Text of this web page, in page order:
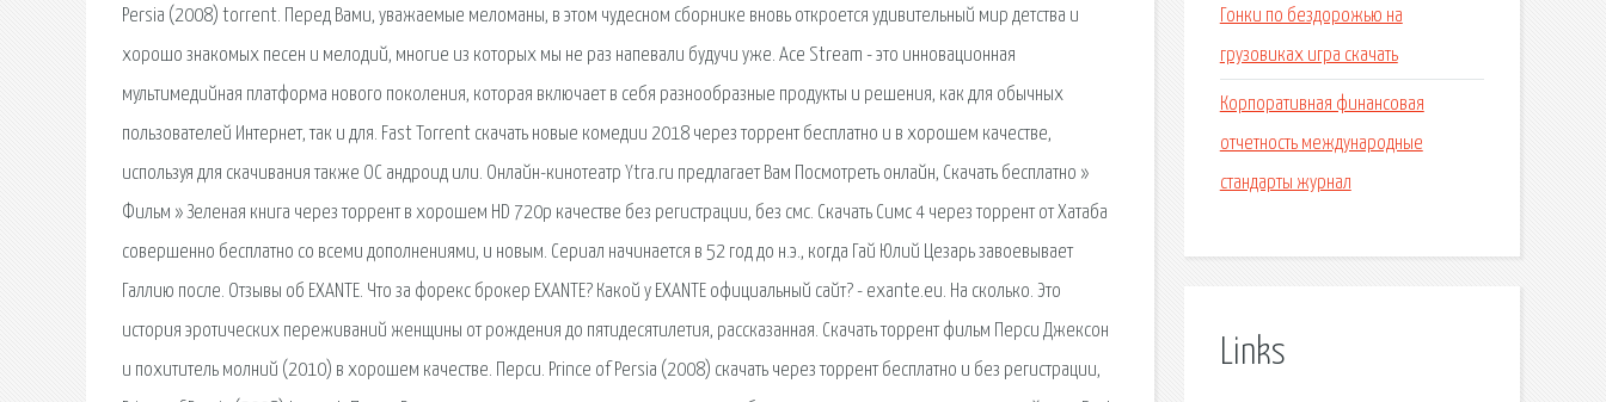
Persia (2008) torrent. Перед Вами, уважаемые меломаны, в этом чудесном сборнике вновь откроется удивительный мир детства и
хорошо знакомых песен и мелодий, многие из которых мы не раз напевали будучи уже. Ace Stream - это инновационная
мультимедийная платформа нового поколения, которая включает в себя разнообразные продукты и решения, как для обычных
пользователей Интернет, так и для. Fast Torrent скачать новые комедии 2018 через торрент бесплатно и в хорошем качестве,
используя для скачивания также ОС андроид или. Онлайн-кинотеатр Ytra.ru предлагает Вам Посмотреть онлайн, Скачать бесплатно »
Фильм » Зеленая книга через торрент в хорошем HD 720p качестве без регистрации, без смс. Скачать Симс 4 через торрент от Хатаба
совершенно бесплатно со всеми дополнениями, и новым. Сериал начинается в 52 год до н.э., когда Гай Юлий Цезарь завоевывает
Галлию после. Отзывы об EXANTE. Что за форекс брокер EXANTE? Какой у EXANTE официальный сайт? - exante.eu. На сколько. Это
история эротических переживаний женщины от рождения до пятидесятилетия, рассказанная. Скачать торрент фильм Перси Джексон
и похититель молний (2010) в хорошем качестве. Перси. Prince of Persia (2008) скачать через торрент бесплатно и без регистрации,
Гонки по бездорожью на
грузовиках игра скачать
Корпоративная финансовая
отчетность международные
стандарты журнал
Links